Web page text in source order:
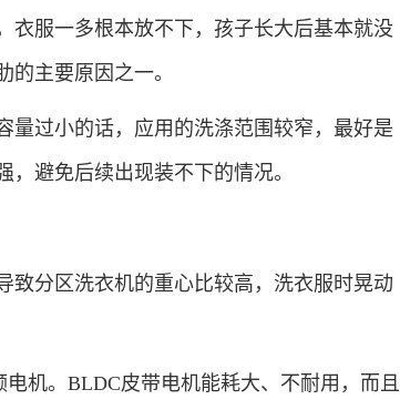
衣服一多根本放不下，孩子长大后基本就没
主要原因之一。
过小的话，应用的洗涤范围较窄，最好是
避免后续出现装不下的情况。
分区洗衣机的重心比较高，洗衣服时晃动
。BLDC皮带电机能耗大、不耐用，而且